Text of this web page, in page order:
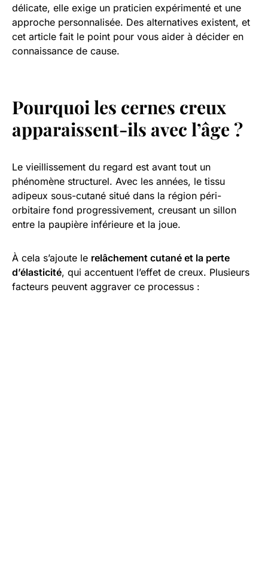
délicate, elle exige un praticien expérimenté et une
approche personnalisée. Des alternatives existent, et
cet article fait le point pour vous aider à décider en
connaissance de cause.
Pourquoi les cernes creux
apparaissent-ils avec l’âge ?
Le vieillissement du regard est avant tout un
phénomène structurel. Avec les années, le tissu
adipeux sous-cutané situé dans la région péri-
orbitaire fond progressivement, creusant un sillon
entre la paupière inférieure et la joue.
À cela s’ajoute le relâchement cutané et la perte
d’élasticité, qui accentuent l’effet de creux. Plusieurs
facteurs peuvent aggraver ce processus :